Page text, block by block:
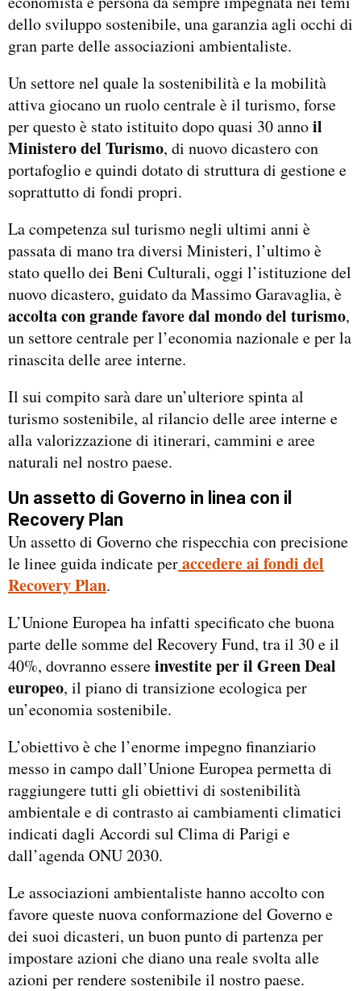
dello sviluppo sostenibile, una garanzia agli occhi di
gran parte delle associazioni ambientaliste.
Un settore nel quale la sostenibilità e la mobilità
attiva giocano un ruolo centrale è il turismo, forse
per questo è stato istituito dopo quasi 30 annoil
Ministero del Turismo, di nuovo dicastero con
portafoglio e quindi dotato di struttura di gestione e
soprattutto di fondi propri.
La competenza sul turismo negli ultimi anni è
passata di mano tra diversi Ministeri, l’ultimo è
stato quello dei Beni Culturali, oggi l’istituzione del
nuovo dicastero, guidato da Massimo Garavaglia, è
accolta con grande favore dal mondo del turismo,
un settore centrale per l’economia nazionale e per la
rinascita delle aree interne.
Il sui compito sarà dare un’ulteriore spinta al
turismo sostenibile, al rilancio delle aree interne e
alla valorizzazione di itinerari, cammini e aree
naturali nel nostro paese.
Un assetto di Governo in linea con il
Recovery Plan
Un assetto di Governo che rispecchia con precisione
le linee guida indicate peraccedere ai fondi del
Recovery Plan.
L’Unione Europea ha infatti specificato che buona
parte delle somme del Recovery Fund, tra il 30 e il
40%, dovranno essereinvestite per il Green Deal
europeo, il piano di transizione ecologica per
un’economia sostenibile.
L’obiettivo è che l’enorme impegno finanziario
messo in campo dall’Unione Europea permetta di
raggiungere tutti gli obiettivi di sostenibilità
ambientale e di contrasto ai cambiamenti climatici
indicati dagli Accordi sul Clima di Parigi e
dall’agenda ONU 2030.
Le associazioni ambientaliste hanno accolto con
favore queste nuova conformazione del Governo e
dei suoi dicasteri, un buon punto di partenza per
impostare azioni che diano una reale svolta alle
azioni per rendere sostenibile il nostro paese.